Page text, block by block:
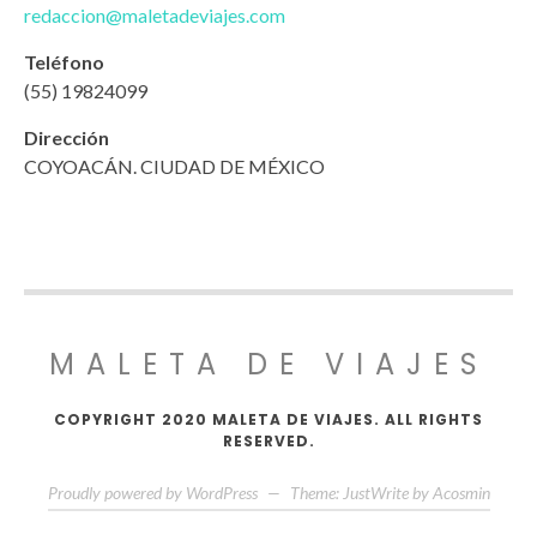
redaccion@maletadeviajes.com
Teléfono
(55) 19824099
Dirección
COYOACÁN. CIUDAD DE MÉXICO
MALETA DE VIAJES
COPYRIGHT 2020 MALETA DE VIAJES. ALL RIGHTS
RESERVED.
Proudly powered by WordPress — Theme: JustWrite by Acosmin